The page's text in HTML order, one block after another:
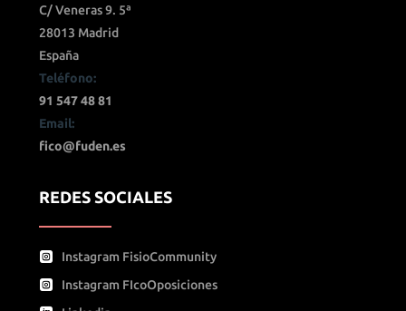
C/ Veneras 9. 5ª
28013 Madrid
España
Teléfono:
91 547 48 81
Email:
fico@fuden.es
REDES SOCIALES
Instagram FisioCommunity
Instagram FIcoOposiciones